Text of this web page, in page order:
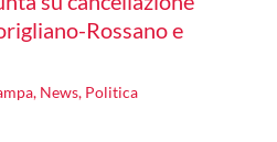
Rossano e
, News, Politica